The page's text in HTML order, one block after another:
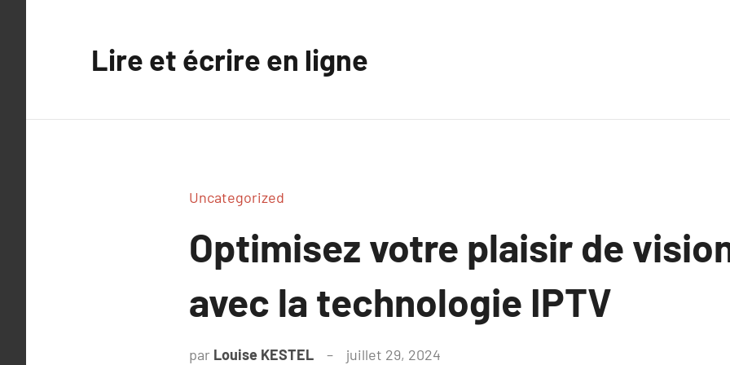
Lire et écrire en ligne
Uncategorized
Optimisez votre plaisir de
avec la technologie IPTV
par Louise KESTEL juillet 29, 2024